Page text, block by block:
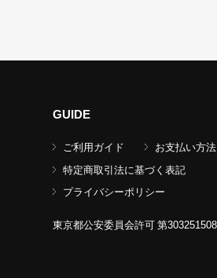
GUIDE
ご利用ガイド
お支払い方
特定商取引法に基づく表記
プライバシーポリシー
東京都公安委員会許可 第